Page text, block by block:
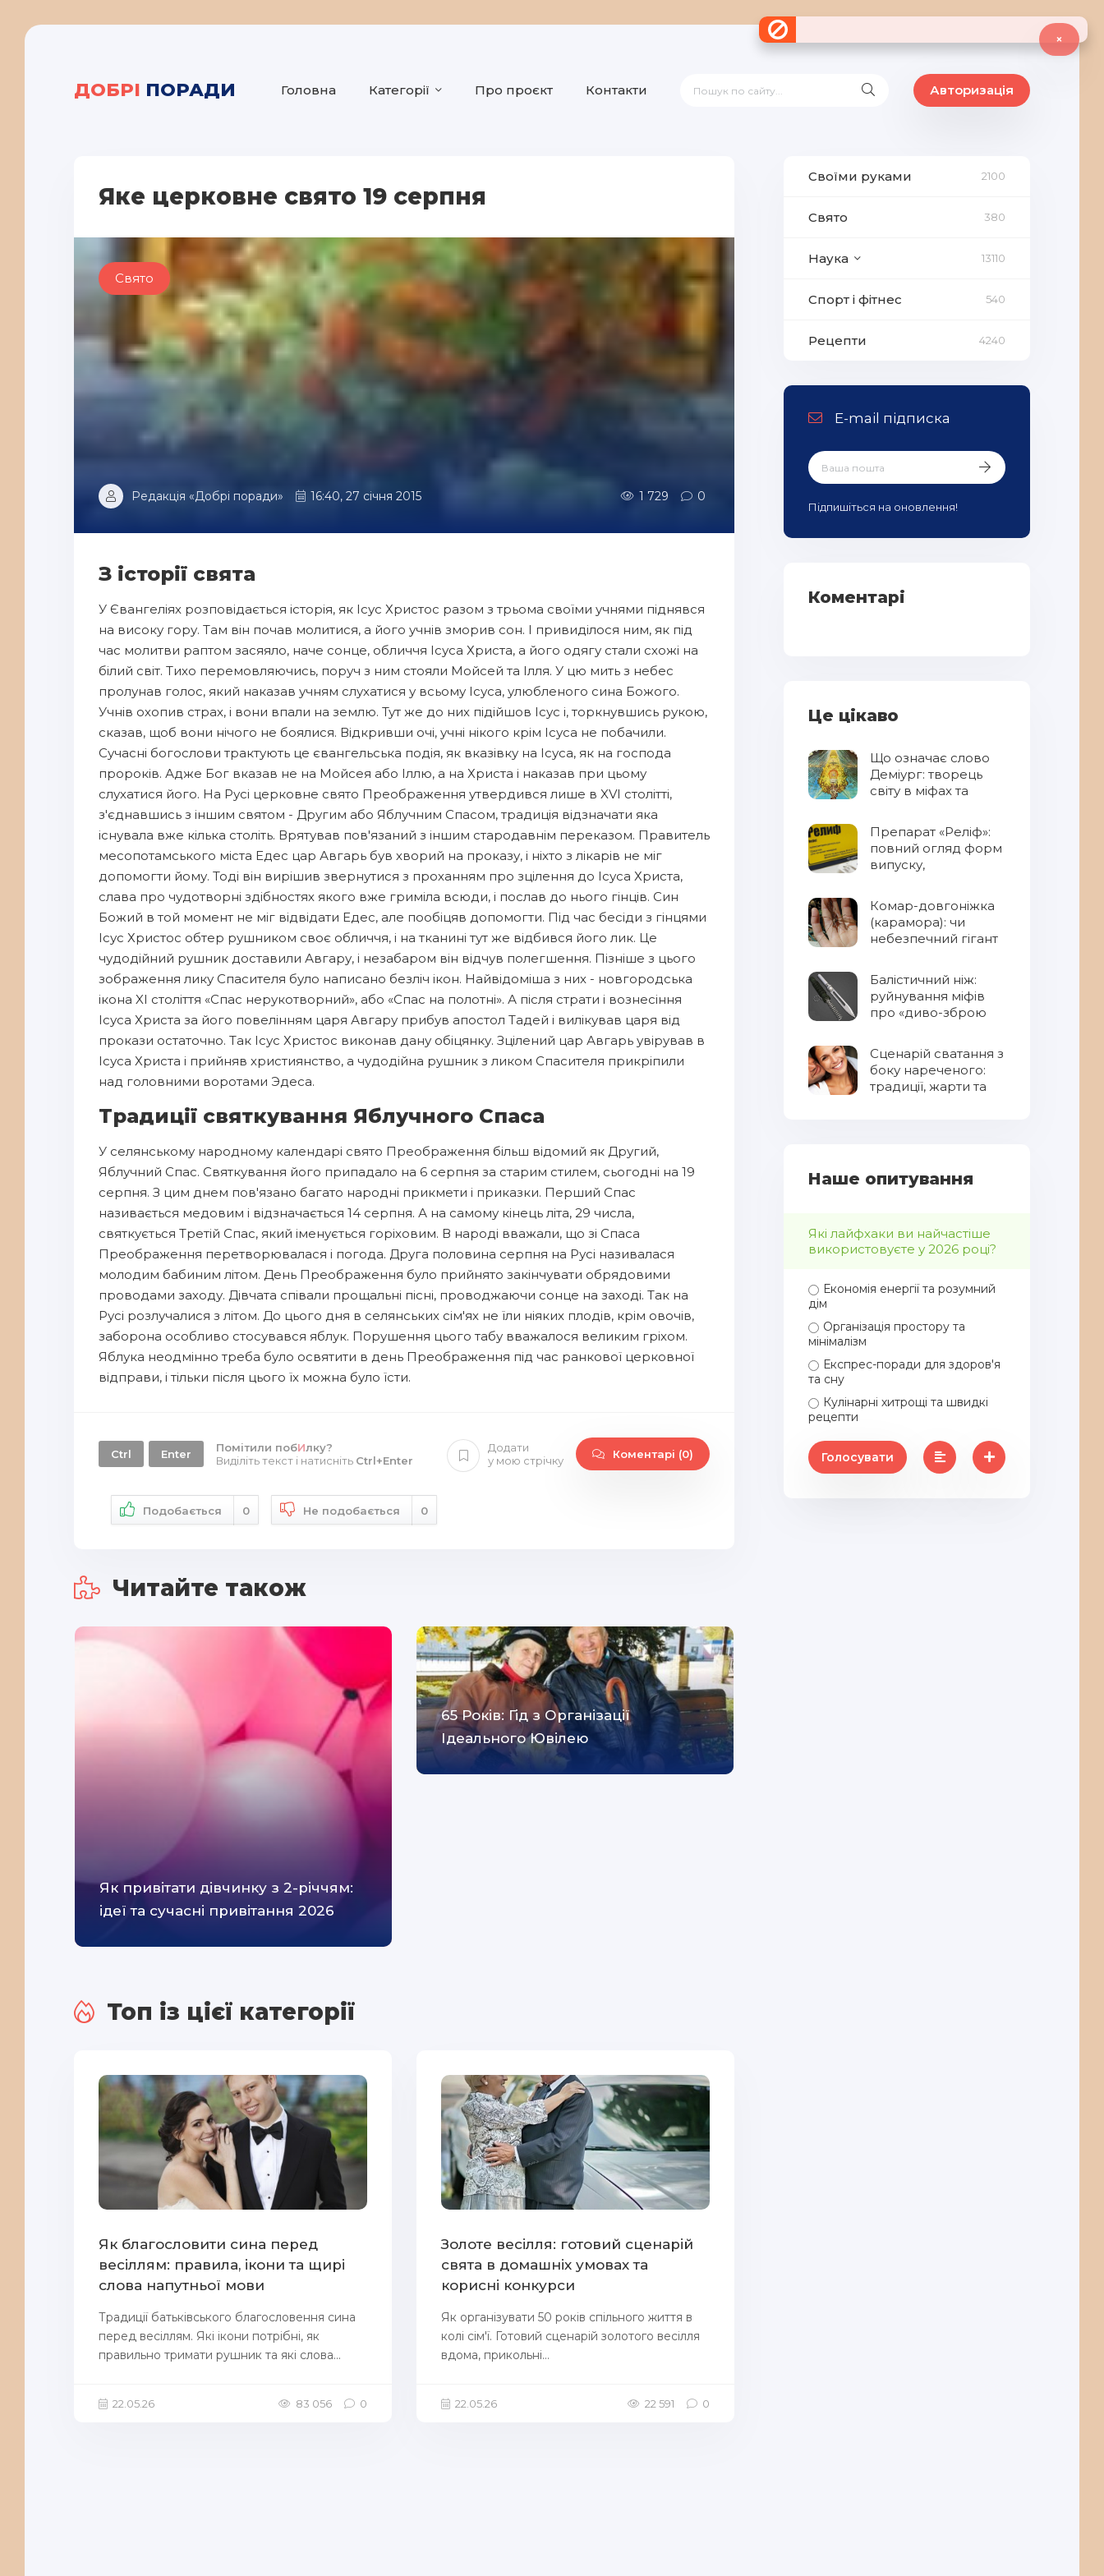
ДОБРІ ПОРАДИ Головна Категорії Про проєкт Контакти Авторизація
Яке церковне свято 19 серпня
Свято
Редакція «Добрі поради» 16:40, 27 січня 2015 1 729 0
З історії свята
У Євангеліях розповідається історія, як Ісус Христос разом з трьома своїми учнями піднявся
на високу гору. Там він почав молитися, а його учнів зморив сон. І привиділося ним, як під
час молитви раптом засяяло, наче сонце, обличчя Ісуса Христа, а його одягу стали схожі на
білий світ. Тихо перемовляючись, поруч з ним стояли Мойсей та Ілля. У цю мить з небес
пролунав голос, який наказав учням слухатися у всьому Ісуса, улюбленого сина Божого.
Учнів охопив страх, і вони впали на землю. Тут же до них підійшов Ісус і, торкнувшись рукою,
сказав, щоб вони нічого не боялися. Відкривши очі, учні нікого крім Ісуса не побачили.
Сучасні богослови трактують це євангельська подія, як вказівку на Ісуса, як на господа
пророків. Адже Бог вказав не на Мойсея або Іллю, а на Христа і наказав при цьому
слухатися його. На Русі церковне свято Преображення утвердився лише в XVI столітті,
з'єднавшись з іншим святом - Другим або Яблучним Спасом, традиція відзначати яка
існувала вже кілька століть. Врятував пов'язаний з іншим стародавнім переказом. Правитель
месопотамського міста Едес цар Авгарь був хворий на проказу, і ніхто з лікарів не міг
допомогти йому. Тоді він вирішив звернутися з проханням про зцілення до Ісуса Христа,
слава про чудотворні здібностях якого вже гриміла всюди, і послав до нього гінців. Син
Божий в той момент не міг відвідати Едес, але пообіцяв допомогти. Під час бесіди з гінцями
Ісус Христос обтер рушником своє обличчя, і на тканині тут же відбився його лик. Це
чудодійний рушник доставили Авгару, і незабаром він відчув полегшення. Пізніше з цього
зображення лику Спасителя було написано безліч ікон. Найвідоміша з них - новгородська
ікона XI століття «Спас нерукотворний», або «Спас на полотні». А після страти і вознесіння
Ісуса Христа за його повелінням царя Авгару прибув апостол Тадей і вилікував царя від
прокази остаточно. Так Ісус Христос виконав дану обіцянку. Зцілений цар Авгарь увірував в
Ісуса Христа і прийняв християнство, а чудодійна рушник з ликом Спасителя прикріпили
над головними воротами Эдеса.
Традиції святкування Яблучного Спаса
У селянському народному календарі свято Преображення більш відомий як Другий,
Яблучний Спас. Святкування його припадало на 6 серпня за старим стилем, сьогодні на 19
серпня. З цим днем пов'язано багато народні прикмети і приказки. Перший Спас
називається медовим і відзначається 14 серпня. А на самому кінець літа, 29 числа,
святкується Третій Спас, який іменується горіховим. В народі вважали, що зі Спаса
Преображення перетворювалася і погода. Друга половина серпня на Русі називалася
молодим бабиним літом. День Преображення було прийнято закінчувати обрядовими
проводами заходу. Дівчата співали прощальні пісні, проводжаючи сонце на заході. Так на
Русі розлучалися з літом. До цього дня в селянських сім'ях не їли ніяких плодів, крім овочів,
заборона особливо стосувався яблук. Порушення цього табу вважалося великим гріхом.
Яблука неодмінно треба було освятити в день Преображення під час ранкової церковної
відправи, і тільки після цього їх можна було їсти.
Ctrl Enter Помітили побИлку?
Виділіть текст і натисніть Ctrl+Enter
Додати
у мою стрічку
Коментарі (0)
Подобається 0 Не подобається 0
Читайте також
Як привітати дівчинку з 2-річчям:
ідеї та сучасні привітання 2026
65 Років: Гід з Організації
Ідеального Ювілею
Топ із цієї категорії
Як благословити сина перед
весіллям: правила, ікони та щирі
слова напутньої мови
Традиції батьківського благословення сина
перед весіллям. Які ікони потрібні, як
правильно тримати рушник та які слова...
22.05.26 83 056 0
Золоте весілля: готовий сценарій
свята в домашніх умовах та
корисні конкурси
Як організувати 50 років спільного життя в
колі сім'ї. Готовий сценарій золотого весілля
вдома, прикольні...
22.05.26 22 591 0
Своїми руками 2100
Свято 380
Наука 13110
Спорт і фітнес 540
Рецепти 4240
E-mail підписка
Підпишіться на оновлення!
Коментарі
Це цікаво
Що означає слово
Деміург: творець
світу в міфах та
Препарат «Реліф»:
повний огляд форм
випуску,
правил
застосування
Комар-довгоніжка
(карамора): чи
небезпечний гігант
Балістичний ніж:
руйнування міфів
про «диво-зброю
Сценарій сватання з
боку нареченого:
традиції, жарти та
Наше опитування
Які лайфхаки ви найчастіше
використовуєте у 2026 році?
Економія енергії та розумний
дім
Організація простору та
мінімалізм
Експрес-поради для здоров'я
та сну
Кулінарні хитрощі та швидкі
рецепти
Голосувати
×